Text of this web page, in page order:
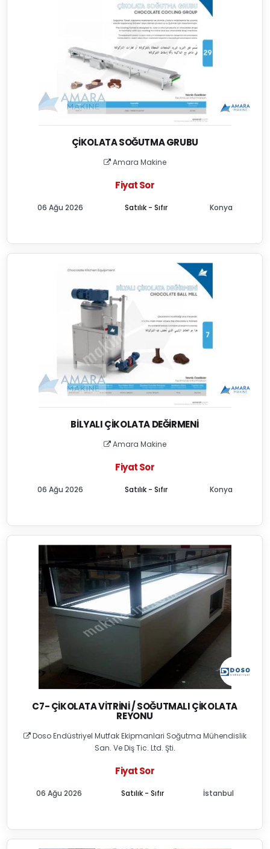
ÇIKOLATA SOĞUTMA GRUBU
Amara Makine
Fiyat Sor
Satılık - Sıfır
06 Ağu 2026 Konya
BILYALI ÇIKOLATA DEĞIRMENI
Amara Makine
Fiyat Sor
Satılık - Sıfır
06 Ağu 2026 Konya
C7- ÇIKOLATA VITRINI / SOĞUTMALI ÇIKOLATA
REYONU
Doso Endüstriyel Mutfak Ekipmanlari Soğutma Mühendislik
San. Ve Diş Tic. Ltd. Şti.
Fiyat Sor
Satılık - Sıfır
06 Ağu 2026 İstanbul